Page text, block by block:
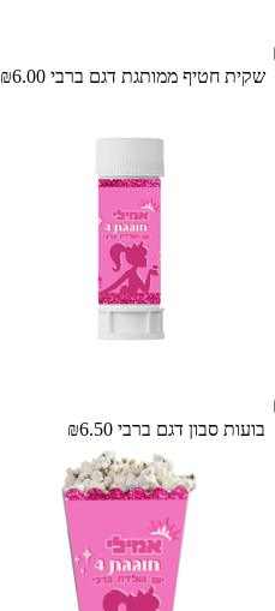
שקית חטיף ממותגת דגם ברבי ₪6.00
בועות סבון דגם ברבי ₪6.50